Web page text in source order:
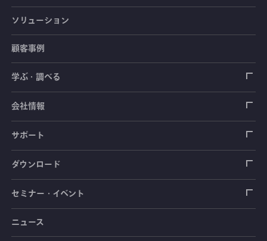
ひずみゲージ
センサ（変換器）
ロードセル
加速度センサ
圧力センサ
トルクセンサ
土木建築用センサ
荷重計
土圧計
間隙水圧計
傾斜計
自動車用センサ
シートベルト張力計
操舵力・操舵角計
手ブレーキ計・チェンジレバー操作力計
踏力計
測定器
データロガー
指示計・表示器
増幅器（アンプ）
ソフトウェア
計測システム
道路用計測システム
ブリッジボックス
ソリューション
顧客事例
学ぶ・調べる
ひずみゲージ
センサ（変換器）
測定器
光ファイバ計測ソリューション - 学ぶ・調べる
会社情報
拠点情報
会社概要
サポート
製品輸出時の取り扱いと該非判定書
毒物及び劇物譲受書
安全データシート（SDS）
ダウンロード
カタログ
取扱説明書
セミナー・イベント
セミナー・講習会
ニュース